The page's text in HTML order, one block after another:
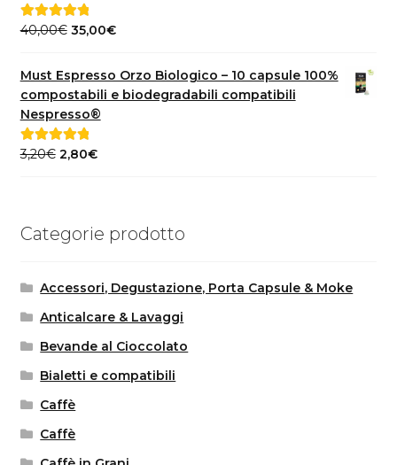
Valutato5.00
40,00€ Il
originale
era:
40,00€.
35,00€Il
attuale
è:
Must Espresso Orzo Biologico – 10 capsule 100%
compostabili e biodegradabili compatibili
Nespresso®
Valutato5.00
3,20€ Il
3,20€.
2,80€Il
2,80€.
Categorie prodotto
Accessori, Degustazione, Porta Capsule & Moke
Anticalcare & Lavaggi
Bevande al Cioccolato
Bialetti e compatibili
Caffè
Caffè